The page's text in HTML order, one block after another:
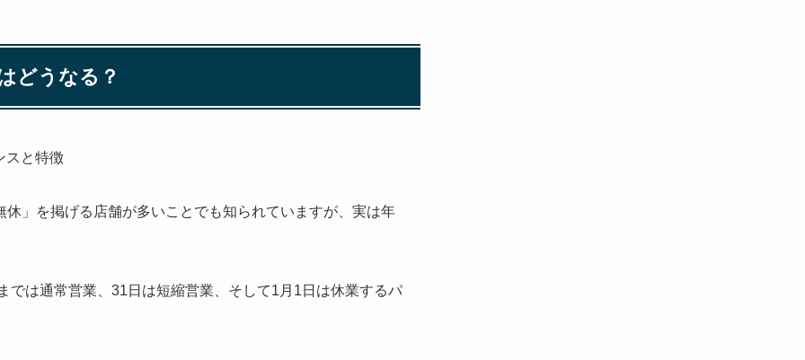
どうなる？
スと特徴
」を掲げる店舗が多いことでも知られていますが、実は年
では通常営業、31日は短縮営業、そして1月1日は休業するパ